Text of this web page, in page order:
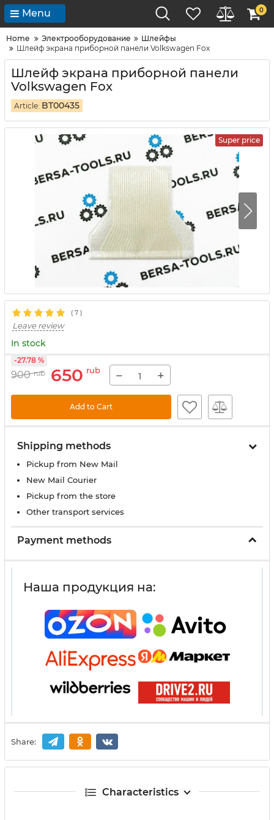
Menu 0
Home Электрооборудование
Шлейфы
Шлейф экрана приборной панели Volkswagen Fox
Шлейф экрана приборной панели
Volkswagen Fox
Article: BT00435
Super price
( 7 )
Leave review
In stock
900 rub 650 rub
-27.78 %
− +
Add to Cart
Shipping methods
Pickup from New Mail
New Mail Courier
Pickup from the store
Other transport services
Payment methods
Наша продукция на:
Share:
Characteristics